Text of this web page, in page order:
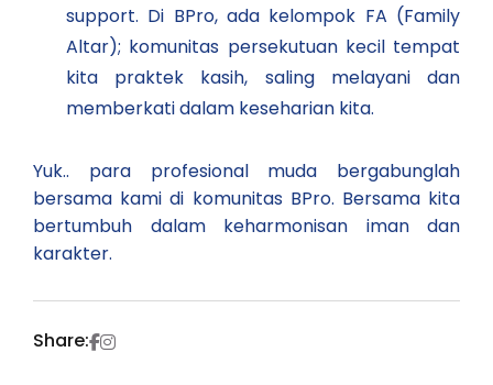
support. Di BPro, ada kelompok FA (Family
Altar); komunitas persekutuan kecil tempat
kita praktek kasih, saling melayani dan
memberkati dalam keseharian kita.
Yuk.. para profesional muda bergabunglah
bersama kami di komunitas BPro. Bersama kita
bertumbuh dalam keharmonisan iman dan
karakter.
Share: